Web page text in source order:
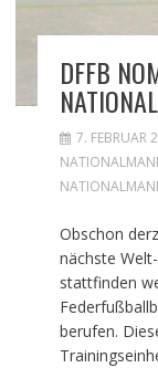
DFFB
7. FEBRUAR
Obschon
nächste
stattfinden
berufen.